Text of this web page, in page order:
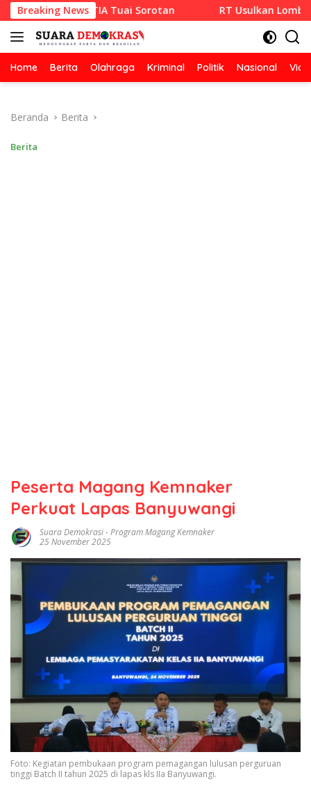
Langsung
ke
konten
Breaking News
SETIA Tuai Sorotan RT Usulkan Lomba
Home Berita Olahraga Kriminal Politik Nasional
Beranda Berita
Berita
Peserta Magang Kemnaker
Perkuat Lapas Banyuwangi
Suara Demokrasi-Program Magang Kemnaker
25 November 2025
Foto: Kegiatan pembukaan program pemagangan lulusan perguruan
tinggi Batch II tahun 2025 di lapas kls IIa Banyuwangi.